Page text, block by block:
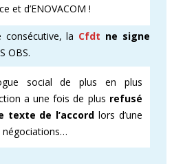
et d’ENOVACOM !
consécutive, la Cfdt ne signe
OBS.
social de plus en plus
a une fois de plus refusé
texte de l’accord lors d’une
négociations…